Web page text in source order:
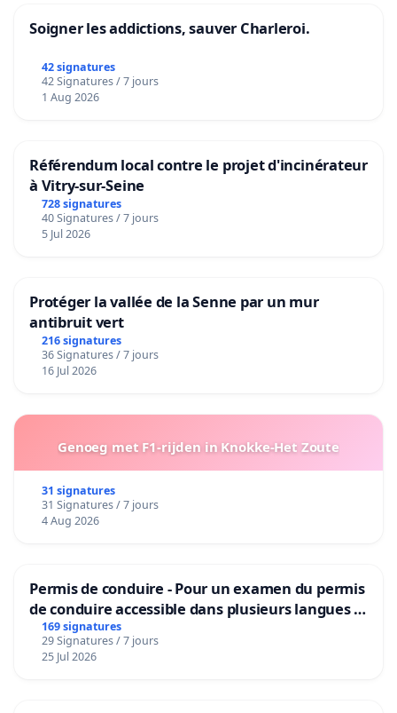
Soigner les addictions, sauver Charleroi.
42 signatures
42 Signatures / 7 jours
1 Aug 2026
Référendum local contre le projet d'incinérateur
à Vitry-sur-Seine
728 signatures
40 Signatures / 7 jours
5 Jul 2026
Protéger la vallée de la Senne par un mur
antibruit vert
216 signatures
36 Signatures / 7 jours
16 Jul 2026
Genoeg met F1-rijden in Knokke-Het Zoute
31 signatures
31 Signatures / 7 jours
4 Aug 2026
Permis de conduire - Pour un examen du permis
de conduire accessible dans plusieurs langues à
Bruxelles
169 signatures
29 Signatures / 7 jours
25 Jul 2026